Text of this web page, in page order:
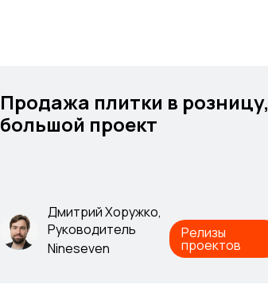
Продажа плитки в розницу,
большой проект
Дмитрий Хоружко,
Руководитель
Nineseven
Релизы
проектов
Продажа плитки в розницу,
большой проект
Nineseven